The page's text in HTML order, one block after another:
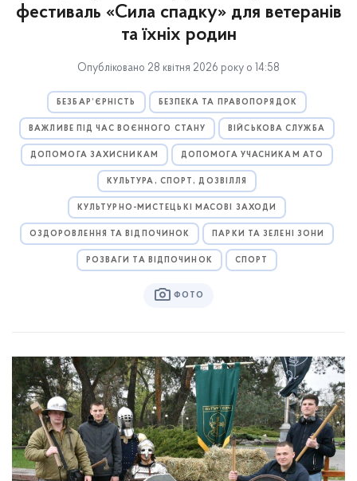
фестиваль «Сила спадку» для ветеранів
та їхніх родин
Опубліковано 28 квітня 2026 року о 14:58
БЕЗБАР’ЄРНІСТЬ БЕЗПЕКА ТА ПРАВОПОРЯДОК
ВАЖЛИВЕ ПІД ЧАС ВОЄННОГО СТАНУ ВІЙСЬКОВА СЛУЖБА
ДОПОМОГА ЗАХИСНИКАМ ДОПОМОГА УЧАСНИКАМ АТО
КУЛЬТУРА, СПОРТ, ДОЗВІЛЛЯ
КУЛЬТУРНО-МИСТЕЦЬКІ МАСОВІ ЗАХОДИ
ОЗДОРОВЛЕННЯ ТА ВІДПОЧИНОК ПАРКИ ТА ЗЕЛЕНІ ЗОНИ
РОЗВАГИ ТА ВІДПОЧИНОК СПОРТ
ФОТО